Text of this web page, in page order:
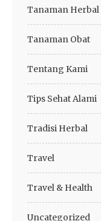
Tanaman Herbal
Tanaman Obat
Tentang Kami
Tips Sehat Alami
Tradisi Herbal
Travel
Travel & Health
Uncategorized